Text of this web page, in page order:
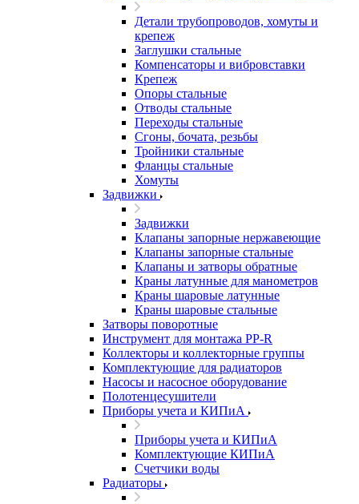
Детали трубопроводов, хомуты и
крепеж
Заглушки стальные
Компенсаторы и вибровставки
Крепеж
Опоры стальные
Отводы стальные
Переходы стальные
Сгоны, бочата, резьбы
Тройники стальные
Фланцы стальные
Хомуты
Задвижки
Задвижки
Клапаны запорные нержавеющие
Клапаны запорные стальные
Клапаны и затворы обратные
Краны латунные для манометров
Краны шаровые латунные
Краны шаровые стальные
Затворы поворотные
Инструмент для монтажа PP-R
Коллекторы и коллекторные группы
Комплектующие для радиаторов
Насосы и насосное оборудование
Полотенцесушители
Приборы учета и КИПиА
Приборы учета и КИПиА
Комплектующие КИПиА
Счетчики воды
Радиаторы